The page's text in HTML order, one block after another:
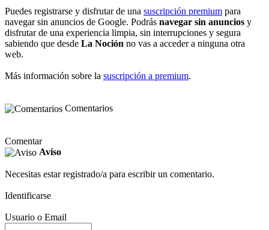
Puedes registrarse y disfrutar de una suscripción premium para
navegar sin anuncios de Google. Podrás navegar sin anuncios y
disfrutar de una experiencia limpia, sin interrupciones y segura
sabiendo que desde La Noción no vas a acceder a ninguna otra
web.
Más información sobre la suscripción a premium.
Comentarios
Comentar
Aviso
Necesitas estar registrado/a para escribir un comentario.
Identificarse
Usuario o Email